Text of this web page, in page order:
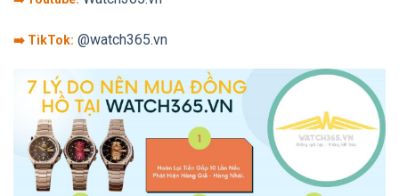
➡️ TikTok: @watch365.vn